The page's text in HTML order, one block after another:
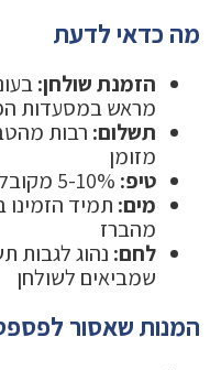
מה כדאי לדעת
הזמנת שולחן:
מראש במסעדות
תשלום: רבות
מזומן
טיפ:
מים: תמיד הזמינו
מהברז
לחם: נהוג לגבות
שמביאים לשולחן
המנות שאסור